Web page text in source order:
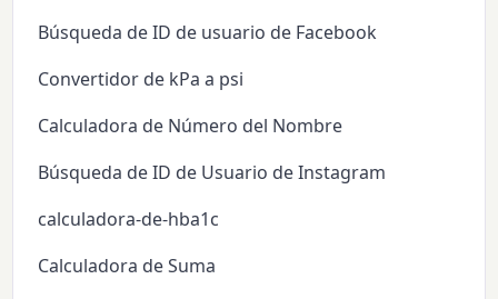
Búsqueda de ID de usuario de Facebook
Convertidor de kPa a psi
Calculadora de Número del Nombre
Búsqueda de ID de Usuario de Instagram
calculadora-de-hba1c
Calculadora de Suma